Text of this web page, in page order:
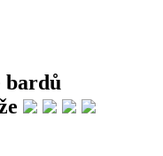
bardů